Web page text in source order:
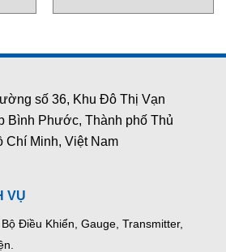
số 36, Khu Đô Thị Vạn
Bình Phước, Thành phố Thủ
Chí Minh, Việt Nam
VỤ
Điều Khiển, Gauge, Transmitter,